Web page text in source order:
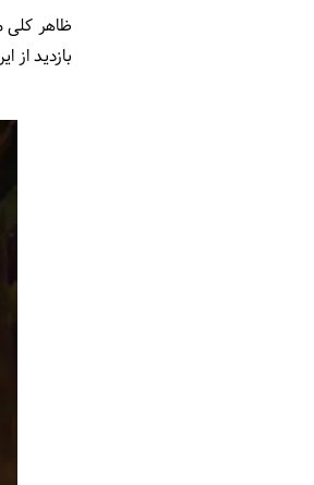
ظاهر کلی
بازدید